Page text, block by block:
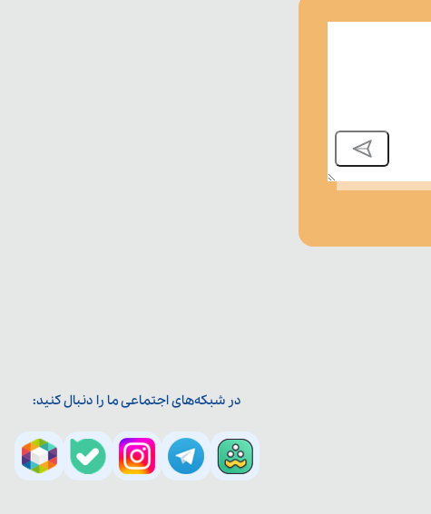
در شبکه‌های اجتماعی ما را دنبال کنید: